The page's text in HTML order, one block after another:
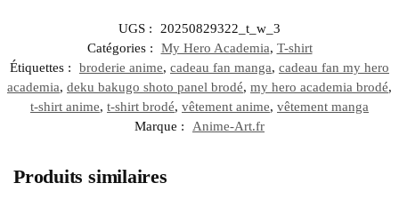
UGS :
20250829322_t_w_3
Catégories :
My Hero Academia, T-shirt
Étiquettes :
broderie anime, cadeau fan manga, cadeau fan my hero
academia, deku bakugo shoto panel brodé, my hero academia brodé,
t-shirt anime, t-shirt brodé, vêtement anime, vêtement manga
Marque :
Anime-Art.fr
Produits similaires